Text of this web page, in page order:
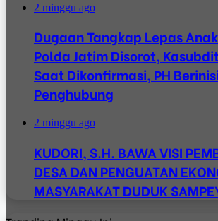
2 minggu ago
Dugaan Tangkap Lepas
Polda Jatim Disorot,
Saat Dikonfirmasi, PH
Penghubung
2 minggu ago
KUDORI, S.H. BAWA VISI
DESA DAN PENGUATAN
MASYARAKAT DUDUK